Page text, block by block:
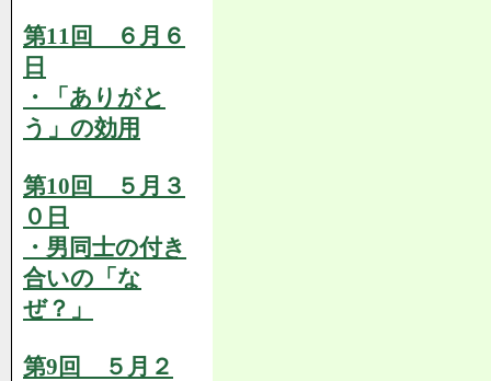
第11回 ６月６
日
・「ありがと
う」の効用
第10回 ５月３
０日
・男同士の付き
合いの「な
ぜ？」
第9回 ５月２